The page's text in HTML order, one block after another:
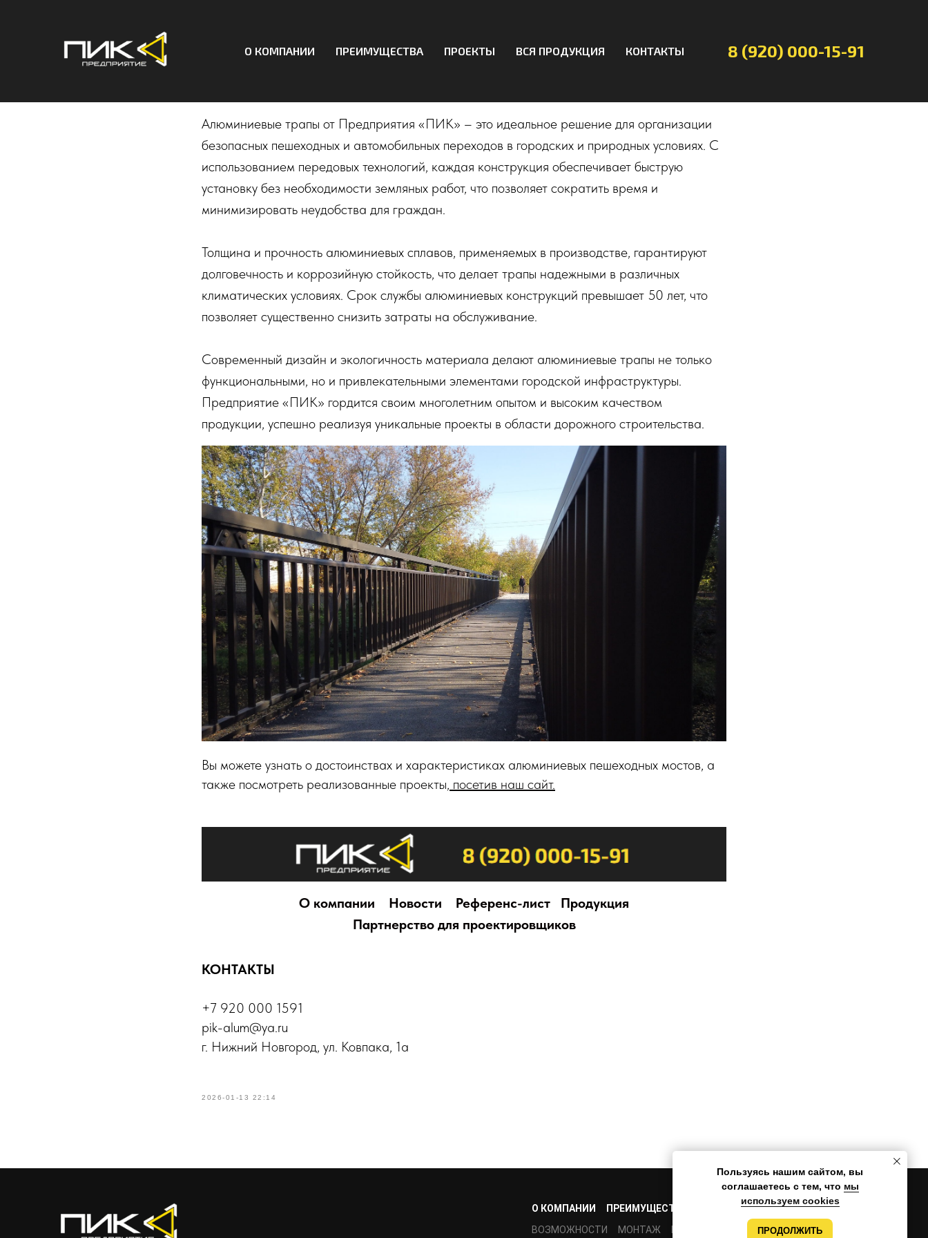
О КОМПАНИИ ПРЕИМУЩЕСТВА ПРОЕКТЫ ВСЯ ПРОДУКЦИЯ КОНТАКТЫ 8 (920) 000-15-91
Алюминиевые трапы от Предприятия «ПИК» – это идеальное решение для организации
безопасных пешеходных и автомобильных переходов в городских и природных условиях. С
использованием передовых технологий, каждая конструкция обеспечивает быструю
установку без необходимости земляных работ, что позволяет сократить время и
минимизировать неудобства для граждан.
Толщина и прочность алюминиевых сплавов, применяемых в производстве, гарантируют
долговечность и коррозийную стойкость, что делает трапы надежными в различных
климатических условиях. Срок службы алюминиевых конструкций превышает 50 лет, что
позволяет существенно снизить затраты на обслуживание.
Современный дизайн и экологичность материала делают алюминиевые трапы не только
функциональными, но и привлекательными элементами городской инфраструктуры.
Предприятие «ПИК» гордится своим многолетним опытом и высоким качеством
продукции, успешно реализуя уникальные проекты в области дорожного строительства.
Вы можете узнать о достоинствах и характеристиках алюминиевых пешеходных мостов, а
также посмотреть реализованные проекты, посетив наш сайт.
О компании Новости Референс-лист
Продукция
Партнерство для проектировщиков
КОНТАКТЫ
+7 920 000 1591
pik-alum@ya.ru
г. Нижний Новгород, ул. Ковпака, 1а
2026-01-13 22:14
О КОМПАНИИ ПРЕИМУЩЕСТВА ПРОЕКТЫ КОМАНДА
КОНТАКТЫ
ВОЗМОЖНОСТИ
МОНТАЖ
Пользуясь нашим сайтом, вы
соглашаетесь с тем, что мы
используем cookies
ПРОДОЛЖИТЬ